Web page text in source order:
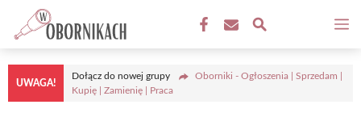
Przejdź
treści
UWAGA!
Dołącz do nowej grupy
Oborniki - Ogłoszenia | Sprzedam |
Kupię | Zamienię | Praca